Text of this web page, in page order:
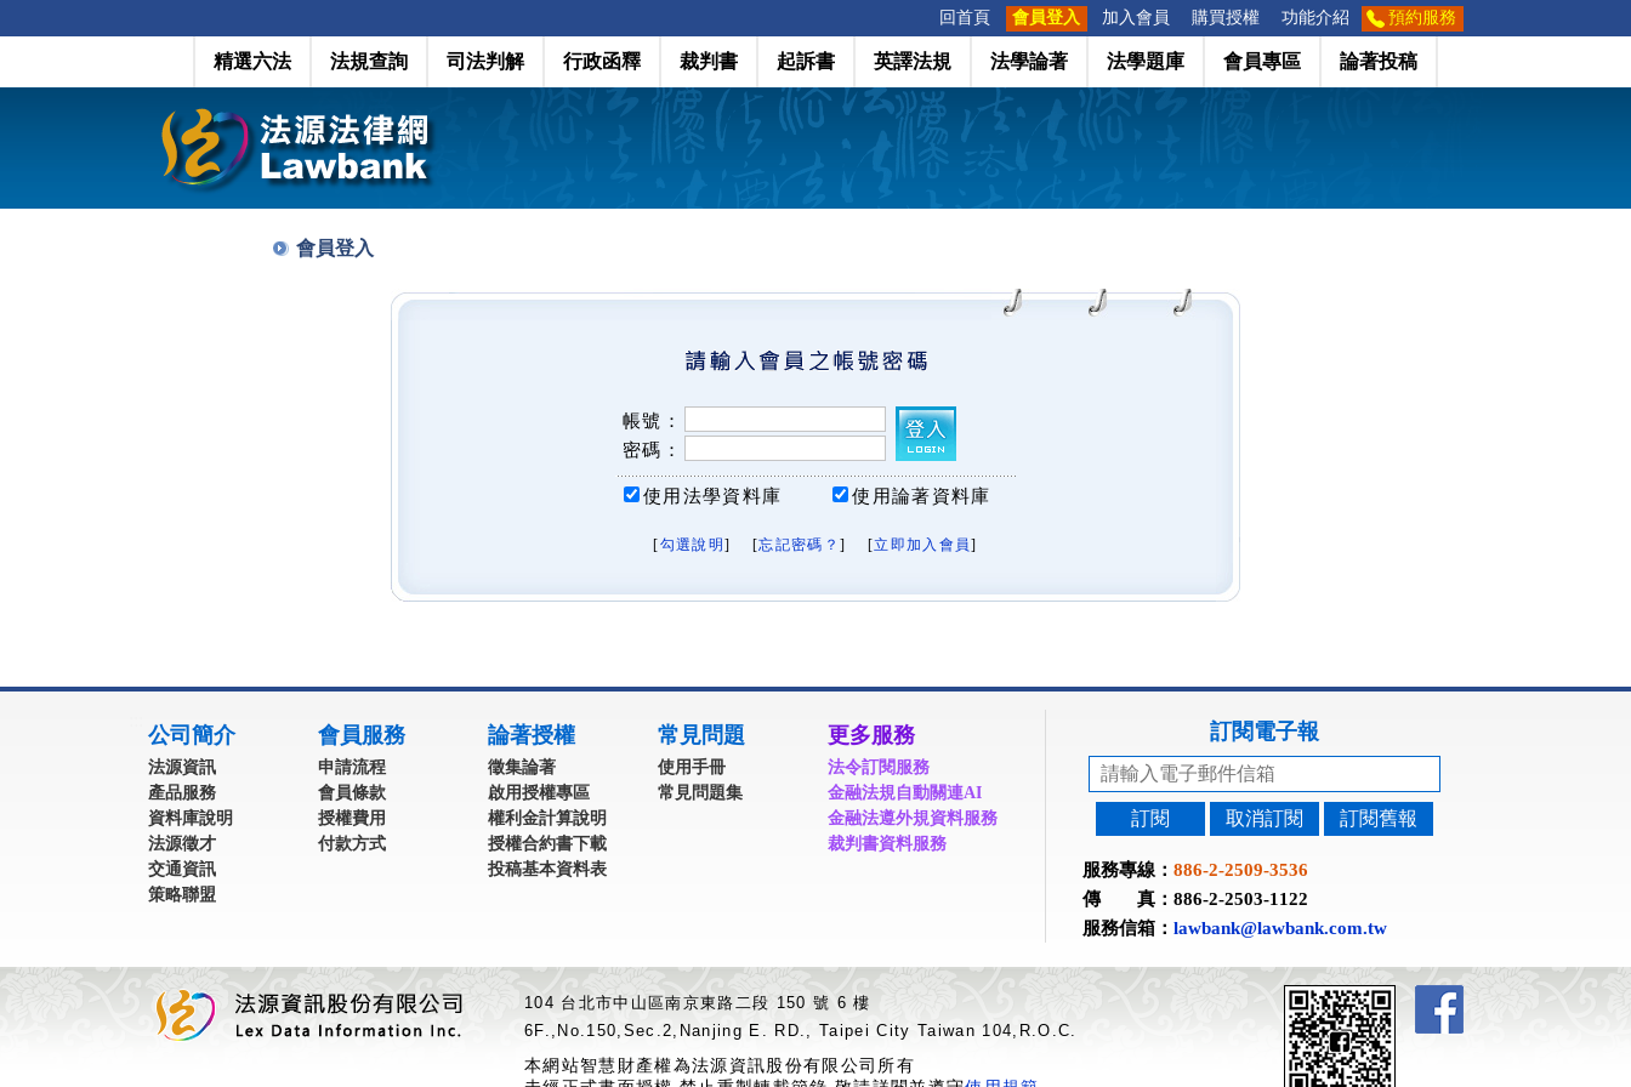
回首頁 會員登入 加入會員 購買授權 功能介紹 預約服務
精選六法 法規查詢 司法判解 行政函釋 裁判書 起訴書 英譯法規 法學論著 法學題庫 會員專區 論著投稿
會員登入
帳號：
密碼：
使用法學資料庫 使用論著資料庫
[勾選說明 ] [忘記密碼？ ] [立即加入會員]
公司簡介
法源資訊
產品服務
資料庫說明
法源徵才
交通資訊
策略聯盟
會員服務
申請流程
會員條款
授權費用
付款方式
論著授權
徵集論著
啟用授權專區
權利金計算說明
授權合約書下載
投稿基本資料表
常見問題
使用手冊
常見問題集
更多服務
法令訂閱服務
金融法規自動關連AI
金融法遵外規資料服務
裁判書資料服務
訂閱電子報
訂閱 取消訂閱 訂閱舊報
服務專線： 886-2-2509-3536
傳 真：886-2-2503-1122
服務信箱： lawbank@lawbank.com.tw
104 台北市中山區南京東路二段 150 號 6 樓
6F.,No.150,Sec.2,Nanjing E. RD., Taipei City Taiwan 104,R.O.C.
本網站智慧財產權為法源資訊股份有限公司所有